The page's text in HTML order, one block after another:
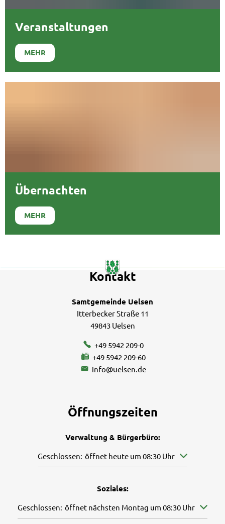
Veranstaltungen
MEHR
Übernachten
MEHR
Kontakt
Samtgemeinde Uelsen
Itterbecker Straße 11
49843 Uelsen
+49 5942 209-0
+49 5942 209-60
info@uelsen.de
Öffnungszeiten
Verwaltung & Bürgerbüro:
Klicken, um weitere Öffnungs- oder Schließzeiten
Geschlossen: öffnet heute um 08:30 Uhr
Soziales:
Klicken, um weitere Öffnungs- oder Schließzeiten
Geschlossen: öffnet nächsten Montag um 08:30 Uhr